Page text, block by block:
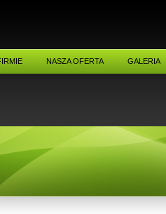
NASZA OFERTA GALERIA